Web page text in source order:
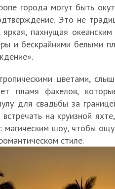
города могут быть
Это не
пахнущая
и бескрайними белыми
цветами,
пламя факелов,
для свадьбы за
на круизной
магическим шоу, чтобы
стиле.